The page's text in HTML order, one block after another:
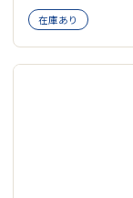
在庫あり